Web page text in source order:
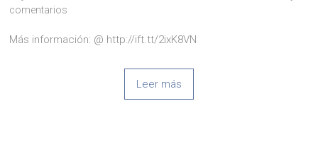
comentarios
Más información: @ http://ift.tt/2ixK8VN
Leer más